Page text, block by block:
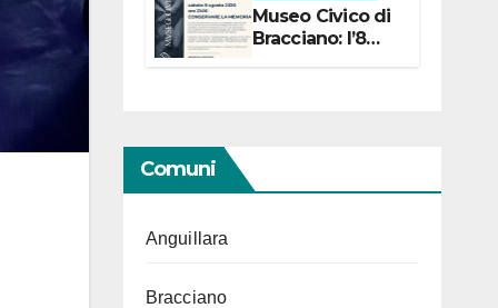
Museo Civico di
Bracciano: l’8
Comuni
Anguillara
Bracciano